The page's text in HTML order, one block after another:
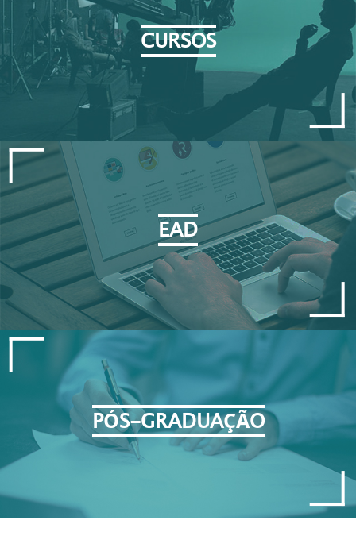
CURSOS
EAD
PÓS-GRADUAÇÃO